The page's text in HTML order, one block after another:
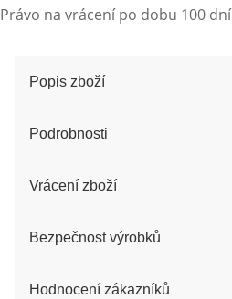
Právo na vrácení po dobu 100 dní
Popis zboží
Podrobnosti
Vrácení zboží
Bezpečnost výrobků
Hodnocení zákazníků